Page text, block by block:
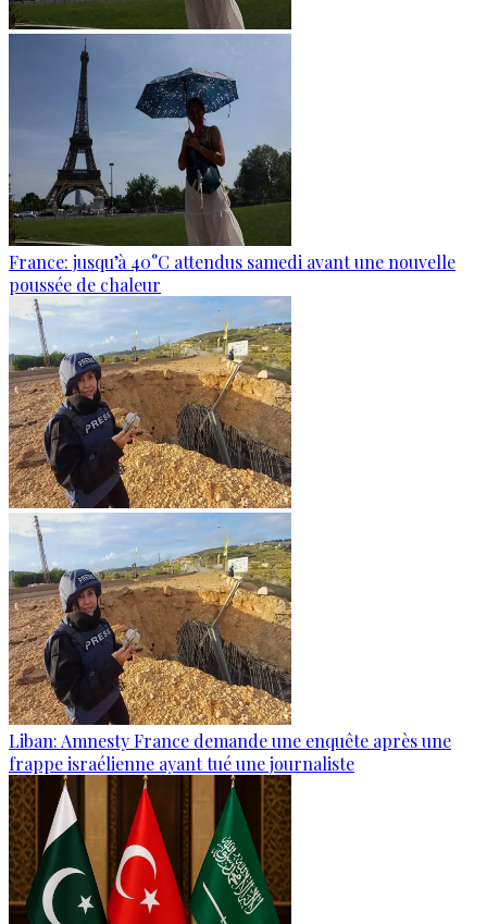
France: jusqu’à 40°C attendus samedi avant une nouvelle
poussée de chaleur
Liban: Amnesty France demande une enquête après une
frappe israélienne ayant tué une journaliste